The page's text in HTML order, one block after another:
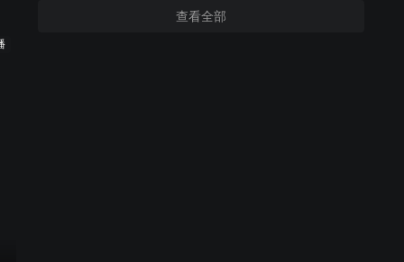
查看全部